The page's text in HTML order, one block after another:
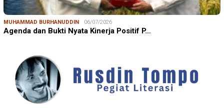
MUHAMMAD BURHANUDDIN 06/07/2026
Agenda dan Bukti Nyata Kinerja Positif P…